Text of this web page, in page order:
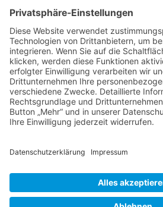
E-Mail
Diese E-Mail-Adresse ist vor Spambots
muss JavaScript eingeschaltet sein!
Diese E-Mail-Adresse ist vor Spambots
muss JavaScript eingeschaltet sein!
Telefon Service-Team
Tel: 0261-1349 5200
Tel: 0172-546 19 20
Datenschutzerklärung